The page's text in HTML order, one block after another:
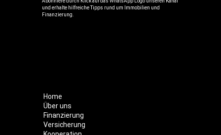
Home
Über uns
Finanzierung
Versicherung
und erhalte hilfreiche Tipps rund um Immobilien und
Finanzierung.